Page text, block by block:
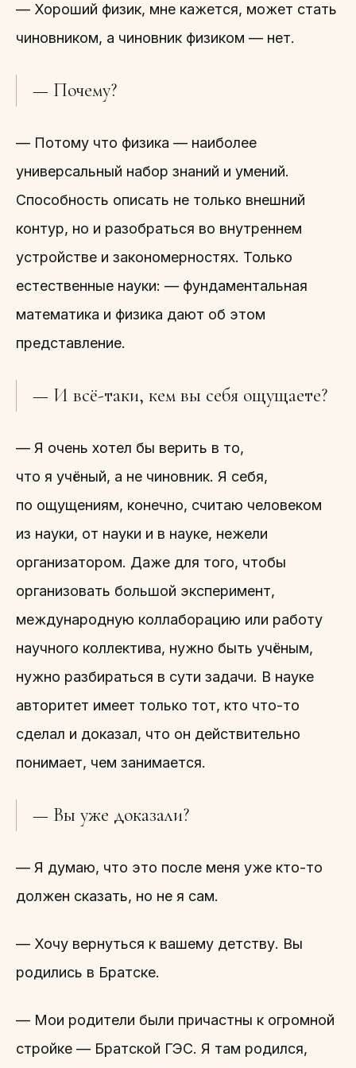
— Хороший физик, мне кажется, может стать
чиновником, а чиновник физиком — нет.
— Почему?
— Потому что физика — наиболее
универсальный набор знаний и умений.
Способность описать не только внешний
контур, но и разобраться во внутреннем
устройстве и закономерностях. Только
естественные науки: — фундаментальная
математика и физика дают об этом
представление.
— И всё-таки, кем вы себя ощущаете?
— Я очень хотел бы верить в то,
что я учёный, а не чиновник. Я себя,
по ощущениям, конечно, считаю человеком
из науки, от науки и в науке, нежели
организатором. Даже для того, чтобы
организовать большой эксперимент,
международную коллаборацию или работу
научного коллектива, нужно быть учёным,
нужно разбираться в сути задачи. В науке
авторитет имеет только тот, кто что-то
сделал и доказал, что он действительно
понимает, чем занимается.
— Вы уже доказали?
— Я думаю, что это после меня уже кто-то
должен сказать, но не я сам.
— Хочу вернуться к вашему детству. Вы
родились в Братске.
— Мои родители были причастны к огромной
стройке — Братской ГЭС. Я там родился,